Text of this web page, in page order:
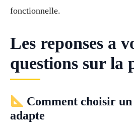
fonctionnelle.
Les reponses a
questions sur la
Comment choisir
adapte